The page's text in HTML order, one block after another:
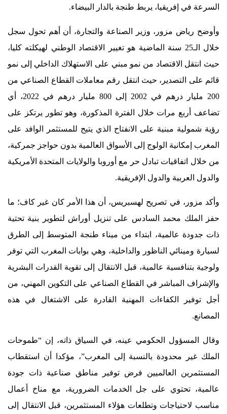
السرعة في إفريقيا، يربط طنجة بالدار البيضاء.
وأوضح رياض مزور، وزير الصناعة والتجارة، أن أهم تحول سجل
خلال الـ25 سنة الماضية هو تغيير الاقتصاد الوطني لهيكلته كليا،
حيث انتقل الاقتصاد من نمو مبني على الاستهلاك الداخلي إلى نمو
قائم على التصدير، حيث انتقل رقم معاملات القطاع الصناعي من
200 مليار درهم في 2002 إلى 800 مليار درهم في 2022، أي
تضاعف أربع مرات خلال الفترة المذكورة، وهو تطور يرتكز على
رؤية شمولية مبنية على الانفتاح الذي يتيح للمستثمر الوافد على
المغرب إمكانية الولوج إلى الأسواق العالمية بدون حواجز جمركية،
من خلال اتفاقيات تبادل حر مع أوروبا والولايات المتحدة الأمريكية
والدول العربية والدول الإفريقية.
وأكد مزور، في تصريح لهسبريس، أن هذا الأمر كان غير كاف؛ ما
حفز الملك محمد السادس على تنزيل أوراش لتطوير بنية تحتية
ذات جدودة عالمية، ابتداء من ميناء طنجة المتوسط إلى الطرق
لسيارة ومينائي الناظور والداخلية، وهي بوابات المغرب التي توفر
ولوجية بتنافسية عالمية، قبل الانتقال إلى تقوية القدرات البشرية
والإشراف المباشر في القطاع الصناعي على التكوين المهني، من
أجل توفير الكفاءات المهنية القادرة على الاشتغال في هذه
المصانع.
وقال المسؤول الحكومي عينه، في السياق ذاته، إن “طموحات
الملك غير محدودة بالنسبة إلى المغرب”، مؤكدا أن استقطاب
المستثمرين العالميين فرض توفير مناطق صناعية ذات جودة
عالمية، تحتوي على جل الخدمات الضرورية، مع مناخ أعمال
مناسب لاحتياجات وتطلعات هؤلاء المستثمرين، قبل الانتقال إلى